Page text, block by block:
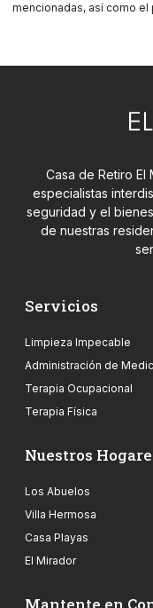
mencionadas, así como
Casa de Retiro
especialistas
seguridad y el
de nuestras
Servicios
Limpieza Impecable
Administración de
Terapia Ocupacional
Terapia Física
Nuestros
Los Abuelos
Villa Hermosa
Casa Playas
El Mirador